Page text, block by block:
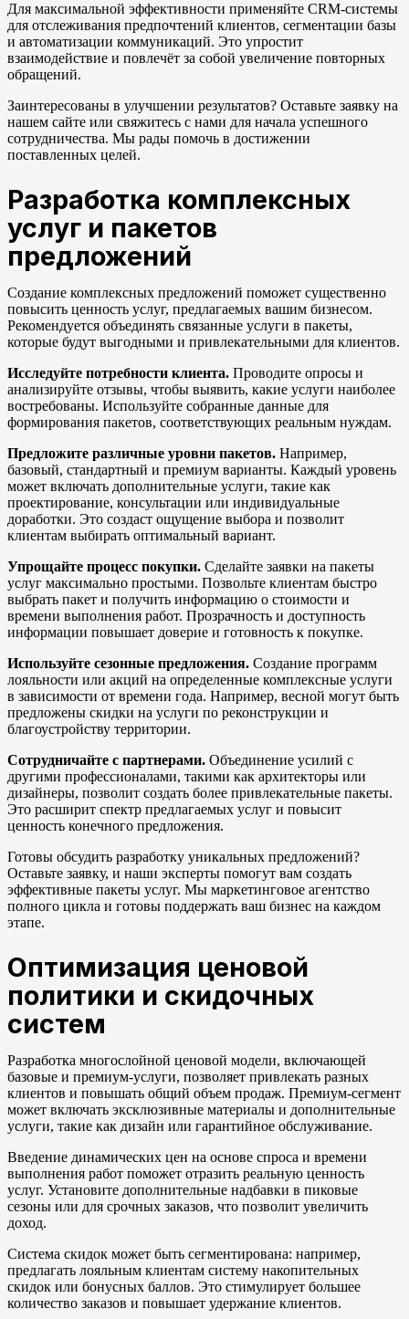
Для максимальной эффективности применяйте CRM-системы
для отслеживания предпочтений клиентов, сегментации базы
и автоматизации коммуникаций. Это упростит
взаимодействие и повлечёт за собой увеличение повторных
обращений.
Заинтересованы в улучшении результатов? Оставьте заявку на
нашем сайте или свяжитесь с нами для начала успешного
сотрудничества. Мы рады помочь в достижении
поставленных целей.
Разработка комплексных
услуг и пакетов
предложений
Создание комплексных предложений поможет существенно
повысить ценность услуг, предлагаемых вашим бизнесом.
Рекомендуется объединять связанные услуги в пакеты,
которые будут выгодными и привлекательными для клиентов.
Исследуйте потребности клиента. Проводите опросы и
анализируйте отзывы, чтобы выявить, какие услуги наиболее
востребованы. Используйте собранные данные для
формирования пакетов, соответствующих реальным нуждам.
Предложите различные уровни пакетов. Например,
базовый, стандартный и премиум варианты. Каждый уровень
может включать дополнительные услуги, такие как
проектирование, консультации или индивидуальные
доработки. Это создаст ощущение выбора и позволит
клиентам выбирать оптимальный вариант.
Упрощайте процесс покупки. Сделайте заявки на пакеты
услуг максимально простыми. Позвольте клиентам быстро
выбрать пакет и получить информацию о стоимости и
времени выполнения работ. Прозрачность и доступность
информации повышает доверие и готовность к покупке.
Используйте сезонные предложения. Создание программ
лояльности или акций на определенные комплексные услуги
в зависимости от времени года. Например, весной могут быть
предложены скидки на услуги по реконструкции и
благоустройству территории.
Сотрудничайте с партнерами. Объединение усилий с
другими профессионалами, такими как архитекторы или
дизайнеры, позволит создать более привлекательные пакеты.
Это расширит спектр предлагаемых услуг и повысит
ценность конечного предложения.
Готовы обсудить разработку уникальных предложений?
Оставьте заявку, и наши эксперты помогут вам создать
эффективные пакеты услуг. Мы маркетинговое агентство
полного цикла и готовы поддержать ваш бизнес на каждом
этапе.
Оптимизация ценовой
политики и скидочных
систем
Разработка многослойной ценовой модели, включающей
базовые и премиум-услуги, позволяет привлекать разных
клиентов и повышать общий объем продаж. Премиум-сегмент
может включать эксклюзивные материалы и дополнительные
услуги, такие как дизайн или гарантийное обслуживание.
Введение динамических цен на основе спроса и времени
выполнения работ поможет отразить реальную ценность
услуг. Установите дополнительные надбавки в пиковые
сезоны или для срочных заказов, что позволит увеличить
доход.
Система скидок может быть сегментирована: например,
предлагать лояльным клиентам систему накопительных
скидок или бонусных баллов. Это стимулирует большее
количество заказов и повышает удержание клиентов.